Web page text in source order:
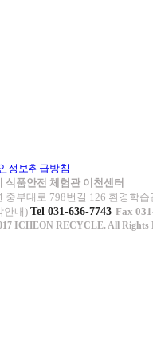
정보취급방침
식품안전 체험관 이천센터
중부대로 798번길 126 환경학습
안내) Tel 031-636-7743 Fax
ICHEON RECYCLE. All Rights